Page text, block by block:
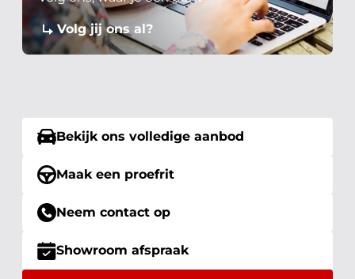
Volg jij ons al?
Bekijk ons volledige aanbod
Maak een proefrit
Neem contact op
Showroom afspraak